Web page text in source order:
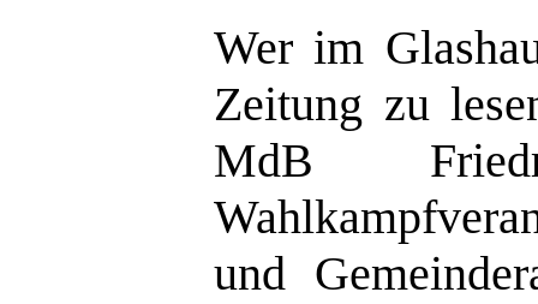
Wer im
Zeitung zu
MdB
und